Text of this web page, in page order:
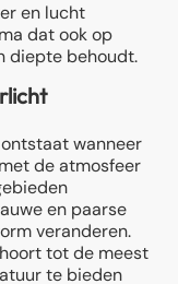
en lucht
dat ook op
diepte behoudt.
wanneer
de atmosfeer
en paarse
veranderen.
tot de meest
te bieden